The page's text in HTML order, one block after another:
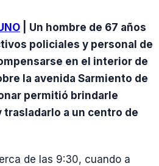
| Un hombre de 67 años
policiales y personal de
en el interior de
la avenida Sarmiento de
permitió brindarle
a un centro de
de las 9:30, cuando a